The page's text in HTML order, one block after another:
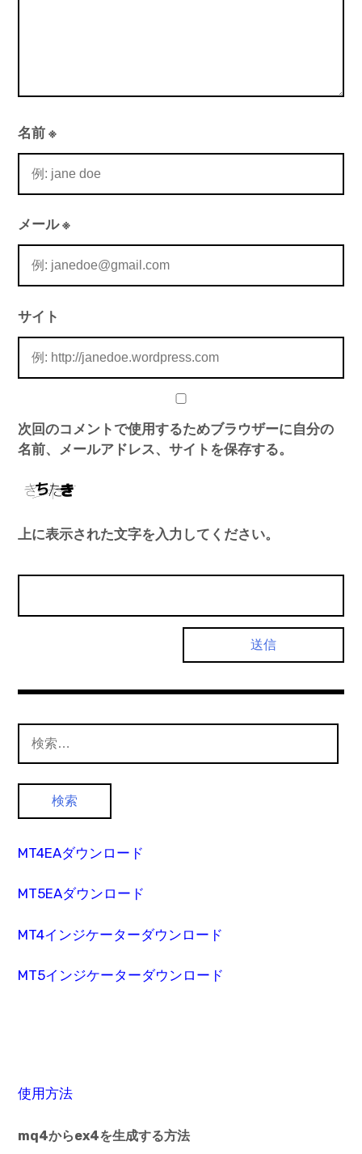
名前※
メール※
サイト
次回のコメントで使用するためブラウザーに自分の
名前、メールアドレス、サイトを保存する。
上に表示された文字を入力してください。
索:
MT4EAダウンロード
MT5EAダウンロード
MT4インジケーターダウンロード
MT5インジケーターダウンロード
使用方法
mq4からex4を生成する方法